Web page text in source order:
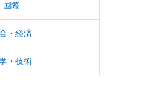
国際
・経済
・技術